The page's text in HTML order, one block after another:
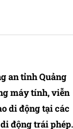
an tỉnh Quảng
máy tính, viễn
di động tại các
động trái phép.